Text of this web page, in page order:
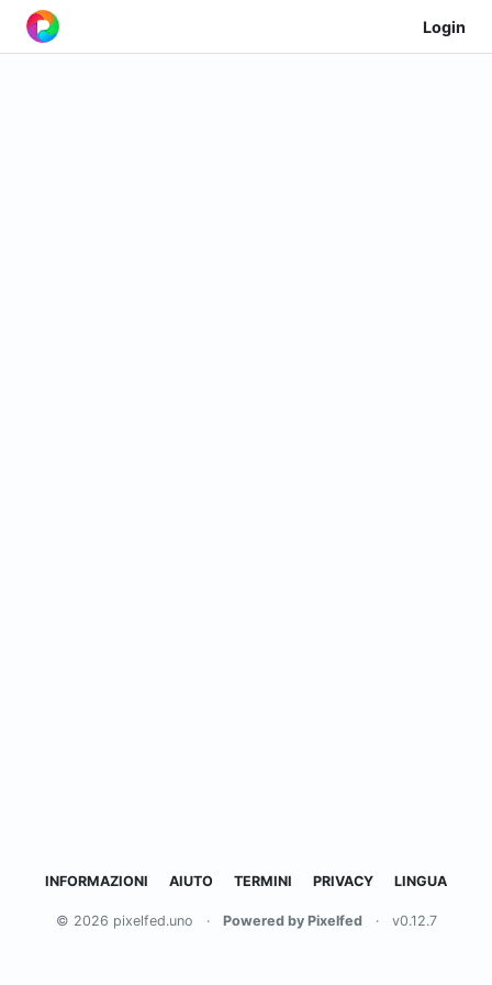
Login
INFORMAZIONI AIUTO TERMINI PRIVACY LINGUA
© 2026 pixelfed.uno · Powered by Pixelfed · v0.12.7